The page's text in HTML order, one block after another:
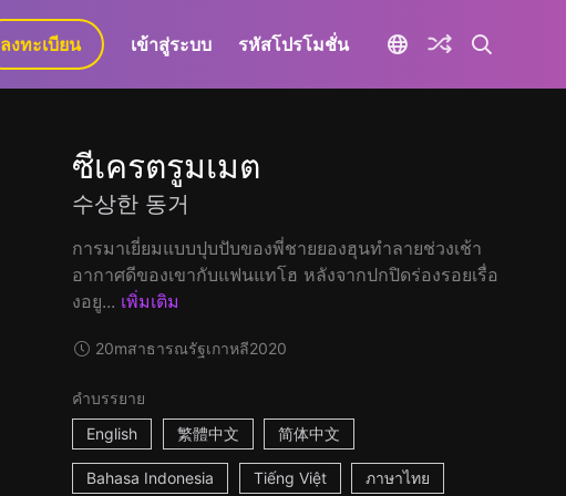
GaLa+
ลงทะเบียน เข้าสู่ระบบ รหัสโปรโมชั่น
ซีเครตรูมเมต
수상한 동거
การมาเยี่ยมแบบปุบปับของพี่ชายยองฮุนทำลายช่วงเช้า
อากาศดีของเขากับแฟนแทโฮ หลังจากปกปิดร่องรอยเรื่อ
งอยู... เพิ่มเติม
20mสาธารณรัฐเกาหลี2020
คำบรรยาย
English
繁體中文 简体中文
Bahasa Indonesia Tiếng Việt ภาษาไทย